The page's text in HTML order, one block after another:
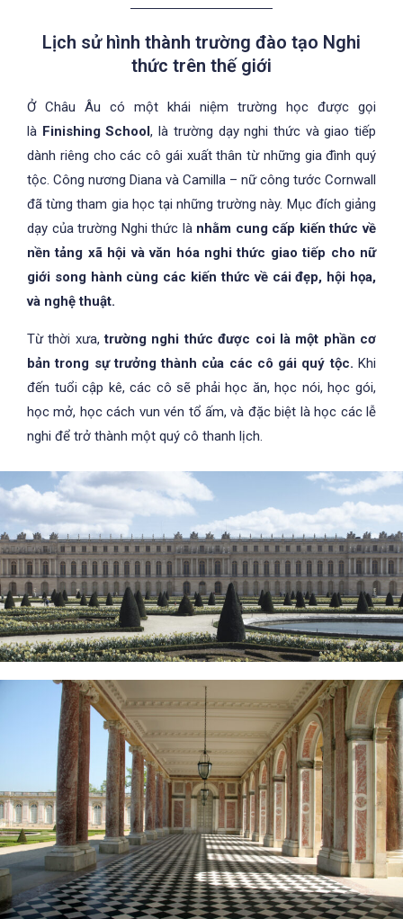
Lịch sử hình thành trường đào tạo Nghi
thức trên thế giới
Ở Châu Âu có một khái niệm trường học được gọi
là Finishing School, là trường dạy nghi thức và giao tiếp
dành riêng cho các cô gái xuất thân từ những gia đình quý
tộc. Công nương Diana và Camilla – nữ công tước Cornwall
đã từng tham gia học tại những trường này. Mục đích giảng
dạy của trường Nghi thức là nhằm cung cấp kiến thức về
nền tảng xã hội và văn hóa nghi thức giao tiếp cho nữ
giới song hành cùng các kiến thức về cái đẹp, hội họa,
và nghệ thuật.
Từ thời xưa,trường nghi thức được coi là một phần cơ
bản trong sự trưởng thành của các cô gái quý tộc. Khi
đến tuổi cập kê, các cô sẽ phải học ăn, học nói, học gói,
học mở, học cách vun vén tổ ấm, và đặc biệt là học các lễ
nghi để trở thành một quý cô thanh lịch.